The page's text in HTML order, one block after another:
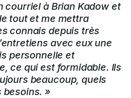
courriel à Brian Kadow et
tout et me mettra
connais depuis très
avec eux une
personnelle et
ce qui est formidable. Ils
beaucoup, quels
besoins. »